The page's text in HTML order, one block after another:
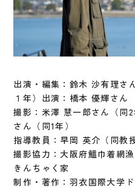
出演・編集：鈴木 沙有理さ
１年）出演：橋本 優輝さん
撮影：米澤 慧一郎さん（
さん（同1年）
指導教員：早岡 英介（同教
撮影協力：大阪府鰮巾着網
きんちゃく家
制作・著作：羽衣国際大学